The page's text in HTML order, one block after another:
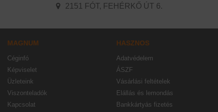
2151 FÓT, FEHÉRKŐ ÚT 6.
MAGNUM
Céginfó
Képviselet
Üzleteink
Viszonteladók
Kapcsolat
HASZNOS
Adatvédelem
ÁSZF
Vásárlási feltételek
Elállás és lemondás
Bankkártyás fizetés